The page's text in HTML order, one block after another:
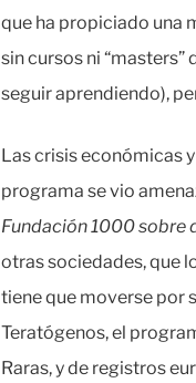
que ha propiciado una
sin cursos ni
seguir aprendiendo),
Las crisis económicas
programa se vio
Fundación 1000 sobre
otras sociedades, que
tiene que moverse por
Teratógenos, el
Raras, y de registros